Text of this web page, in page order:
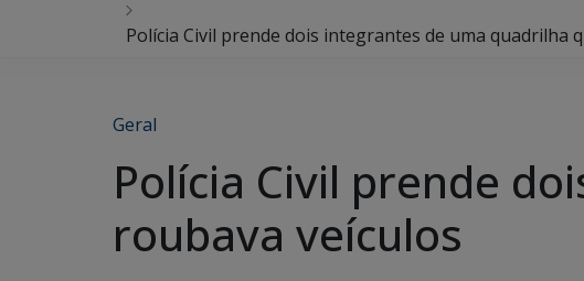
Polícia Civil prende dois integrantes de uma quadrilha
Geral
Polícia Civil prende
roubava veículos